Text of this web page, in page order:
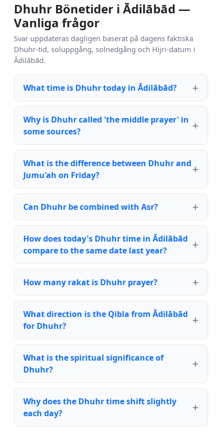
Dhuhr Bönetider i Ādilābād —
Vanliga frågor
Svar uppdateras dagligen baserat på dagens faktiska
Dhuhr-tid, soluppgång, solnedgång och Hijri-datum i
Ādilābād.
What time is Dhuhr today in Ādilābād?
Why is Dhuhr called 'the middle prayer' in
some sources?
What is the difference between Dhuhr and
Jumu'ah on Friday?
Can Dhuhr be combined with Asr?
How does today's Dhuhr time in Ādilābād
compare to the same date last year?
How many rakat is Dhuhr prayer?
What direction is the Qibla from Ādilābād
for Dhuhr?
What is the spiritual significance of
Dhuhr?
Why does the Dhuhr time shift slightly
each day?